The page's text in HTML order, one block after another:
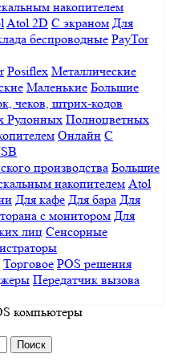
накопителем
Atol 2D С экраном Для
беспроводные PayTor
Posiflex Металлические
Маленькие Большие
чеков, штрих-кодов
Рулонных Полноцветных
Онлайн С
производства Большие
накопителем Atol
Для кафе Для бара Для
с монитором Для
лиц Сенсорные
Торговое POS решения
Передатчик вызова
компьютеры